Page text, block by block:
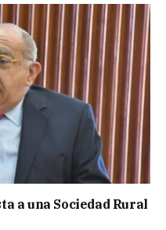
a una Sociedad Rural